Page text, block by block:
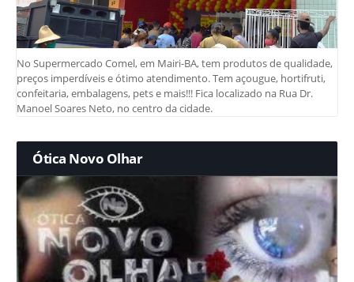
No Supermercado Comel, em Mairi-BA, tem produtos de qualidade,
preços imperdíveis e ótimo atendimento. Tem açougue, hortifruti,
confeitaria, embalagens, pets e mais!!! Fica localizado na Rua Dr.
Manoel Soares Neto, no centro da cidade.
Ótica Novo Olhar